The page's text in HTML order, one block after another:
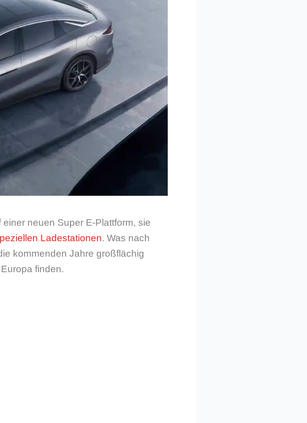
neuen Super E-Plattform, sie
Ladestationen. Was nach
kommenden Jahre großflächig
finden.